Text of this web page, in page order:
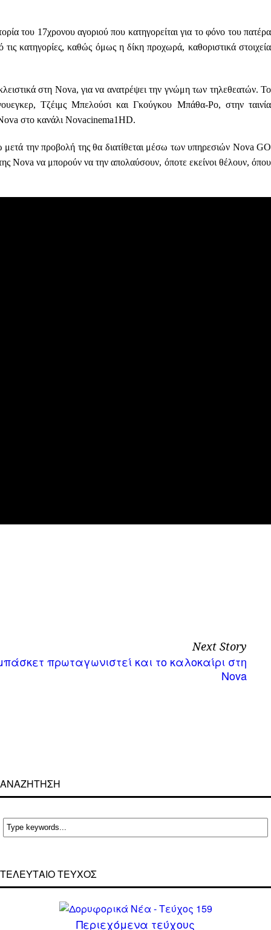
του 17χρονου αγοριού που κατηγορείται για το φόνο του πατέρα
κατηγορίες, καθώς όμως η δίκη προχωρά, καθοριστικά στοιχεία
στη Nova, για να ανατρέψει την γνώμη των τηλεθεατών. Το
Τζέιμς ΜπελούσικαιΓκούγκου Μπάθα-Ρο, στην ταινία
στο κανάλι Novacinema1HD.
μετά την προβολή της θα διατίθεται μέσω των υπηρεσιών Nova GO
Nova να μπορούν να την απολαύσουν, όποτε εκείνοι θέλουν, όπου
Next Story
πρωταγωνιστεί και το καλοκαίρι στη
Nova
ΑΝΑΖΗΤΗΣΗ
ΤΕΛΕΥΤΑΙΟ ΤΕΥΧΟΣ
Περιεχόμενα τεύχους